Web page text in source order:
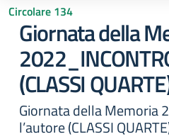
Circolare 134
Giornata della
(CLASSI
Giornata della Memoria
l’autore (CLASSI